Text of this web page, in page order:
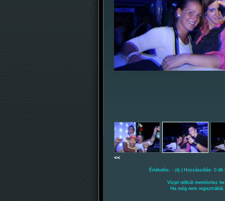
<<
Értékelés: - (0) | Hozzászólás: 0
Vízjel nélküli mentéshez
Ha még nem